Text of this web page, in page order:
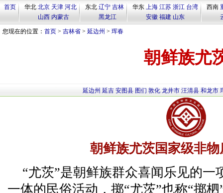
首页 华北 北京 天津 河北
山西 内蒙古
东北 辽宁 吉林
黑龙江
华东 上海 江苏 浙江 台湾
安徽 福建 山东
西南
您现在的位置： 首页 > 吉林省 > 延边州 > 珲春
朝鲜族尤
延边州 延吉 安图县 图们 敦化 龙井市 汪清县 和龙市
朝鲜族尤茨国家级非
“尤茨”是朝鲜族群众喜闻乐见的一
一体的民俗活动，掷“尤茨”也称“掷